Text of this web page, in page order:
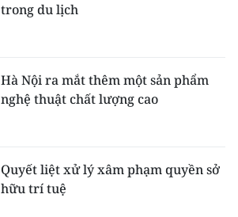
trong du lịch
Hà Nội ra mắt thêm một sản phẩm
nghệ thuật chất lượng cao
Quyết liệt xử lý xâm phạm quyền sở
hữu trí tuệ